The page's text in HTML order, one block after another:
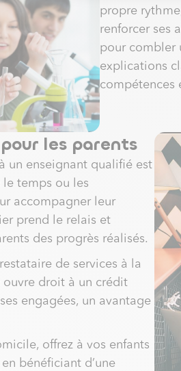
propre
renforcer ses
pour combler
explications
compétences
les parents
un enseignant qualifié est
le temps ou les
accompagner leur
prend le relais et
des progrès réalisés.
de services à la
ouvre droit à un crédit
engagées, un avantage
offrez à vos enfants
bénéficiant d’une